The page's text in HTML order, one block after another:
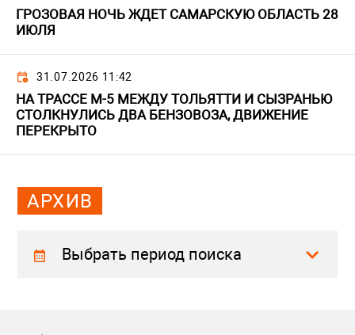
ГРОЗОВАЯ НОЧЬ ЖДЕТ САМАРСКУЮ ОБЛАСТЬ 28
ИЮЛЯ
31.07.2026 11:42
НА ТРАССЕ М-5 МЕЖДУ ТОЛЬЯТТИ И СЫЗРАНЬЮ
СТОЛКНУЛИСЬ ДВА БЕНЗОВОЗА, ДВИЖЕНИЕ
ПЕРЕКРЫТО
АРХИВ
Выбрать период поиска